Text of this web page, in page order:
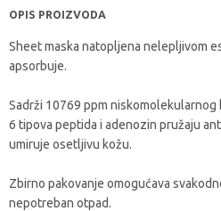
OPIS PROIZVODA
Sheet maska natopljena nelepljivom
apsorbuje.
Sadrži 10769 ppm niskomolekularnog
6 tipova peptida i adenozin pružaju
umiruje osetljivu kožu.
Zbirno pakovanje omogućava
nepotreban otpad.